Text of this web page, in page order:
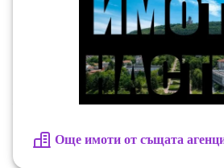
съобразени с вкуса,
на своите клиенти! 💡 При нас
БЕЗПЛАТНО компетентни съвети
осигуряването на изгодни
Още имоти от същата